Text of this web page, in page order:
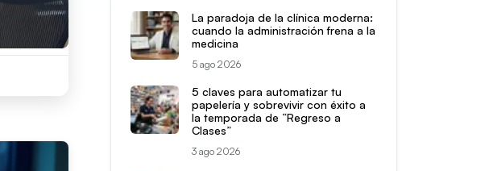
La paradoja de la clínica moderna:
cuando la administración frena a la
medicina
5 ago 2026
5 claves para automatizar tu
papelería y sobrevivir con éxito a
la temporada de “Regreso a
Clases”
3 ago 2026